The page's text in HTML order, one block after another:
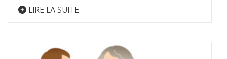
LIRE LA SUITE